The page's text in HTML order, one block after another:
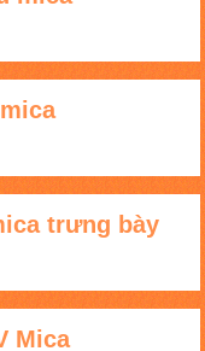
trưng bày
Mica